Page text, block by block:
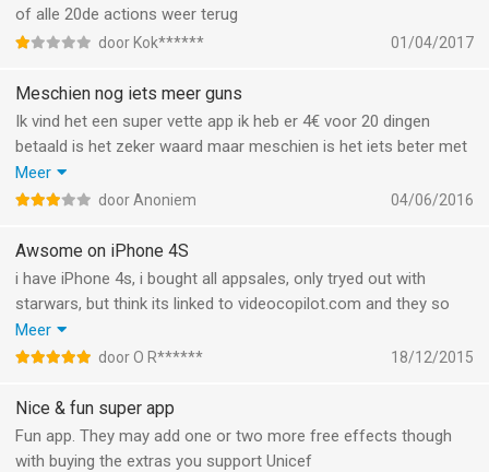
of alle 20de actions weer terug
door Kok****** 01/04/2017
Meschien nog iets meer guns
Ik vind het een super vette app ik heb er 4€ voor 20 dingen
betaald is het zeker waard maar meschien is het iets beter met
een paar meer guns gewoon dat je rondloopt in first person en
dat hij gewoon schiet om de paar seconden dan kun je een
paar dingen kopen
Meer
door Anoniem 04/06/2016
Awsome on iPhone 4S
i have iPhone 4s, i bought all appsales, only tryed out with
starwars, but think its linked to videocopilot.com and they so
awsome. these arent the real renders like the server farms do
in starwars or other movies, it are nice templates, simple but
so def wil buy everything what comes next, specialy starwars
duhh. it dont include matcmove, its like layer, but even layers or
filters need to be mamde so they universal. and its worth it.
Meer
door O R****** 18/12/2015
Nice & fun super app
Fun app. They may add one or two more free effects though
with buying the extras you support Unicef